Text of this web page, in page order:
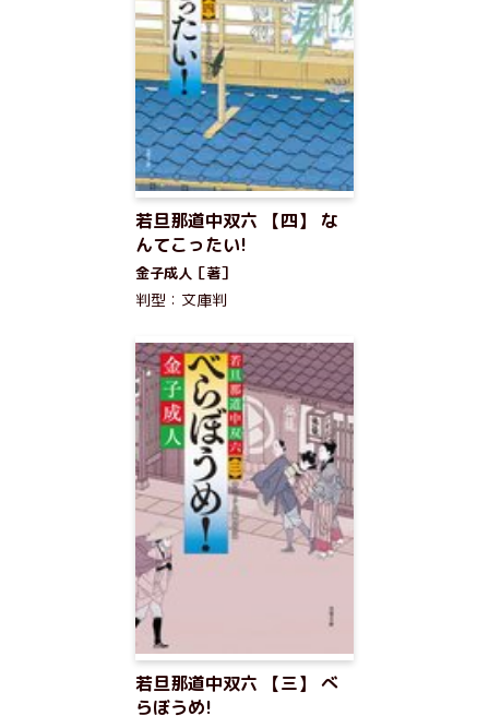
若旦那道中双六 【四】 な
んてこったい!
金子成人［著］
判型：文庫判
若旦那道中双六 【三】 べ
らぼうめ!